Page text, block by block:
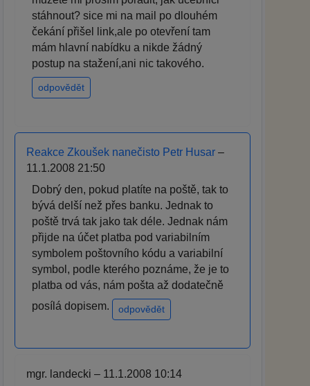
stáhnout? sice mi na mail po dlouhém
čekání přišel link,ale po otevření tam
mám hlavní nabídku a nikde žádný
postup na stažení,ani nic takového.
odpovědět
Reakce Zkoušek nanečisto Petr Husar –
11.1.2008 21:50
Dobrý den, pokud platíte na poště, tak to
bývá delší než přes banku. Jednak to
poště trvá tak jako tak déle. Jednak nám
přijde na účet platba pod variabilním
symbolem poštovního kódu a variabilní
symbol, podle kterého poznáme, že je to
platba od vás, nám pošta až dodatečně
posílá dopisem.
odpovědět
mgr. landecki – 11.1.2008 10:14